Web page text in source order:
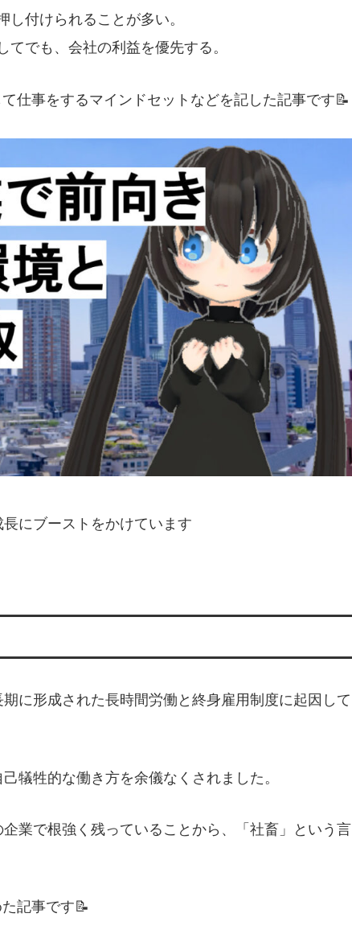
し付けられることが多い。
でも、会社の利益を優先する。
仕事をするマインドセットなどを記した記事です📝
にブーストをかけています
に形成された長時間労働と終身雇用制度に起因して
犠牲的な働き方を余儀なくされました。
業で根強く残っていることから、「社畜」という言
記事です📝